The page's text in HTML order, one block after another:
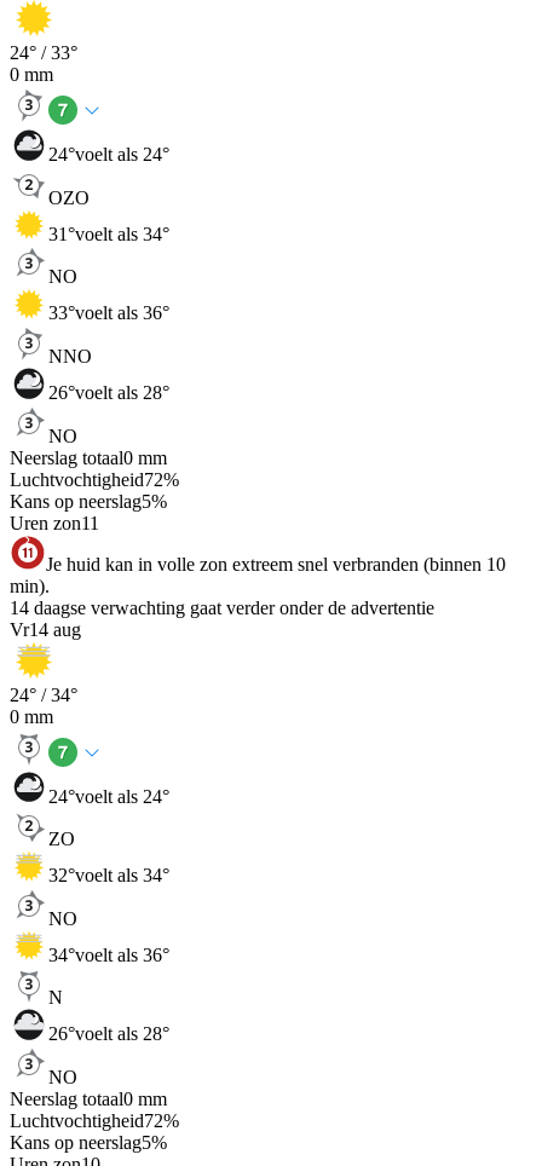
24° /33°
0 mm
24°voelt als 24°
OZO
31°voelt als 34°
NO
33°voelt als 36°
NNO
26°voelt als 28°
NO
Neerslag totaal0 mm
Luchtvochtigheid72%
Kans op neerslag5%
Uren zon11
Je huid kan in volle zon extreem snel verbranden (binnen 10
min).
14 daagse verwachting gaat verder onder de advertentie
Vr14 aug
24° /34°
0 mm
24°voelt als 24°
ZO
32°voelt als 34°
NO
34°voelt als 36°
N
26°voelt als 28°
NO
Neerslag totaal0 mm
Luchtvochtigheid72%
Kans op neerslag5%